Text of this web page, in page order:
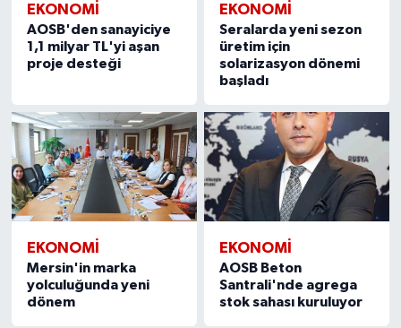
EKONOMİ
AOSB'den sanayiciye
1,1 milyar TL'yi aşan
proje desteği
EKONOMİ
Seralarda yeni sezon
üretim için
solarizasyon dönemi
başladı
EKONOMİ
Mersin'in marka
yolculuğunda yeni
dönem
EKONOMİ
AOSB Beton
Santrali'nde agrega
stok sahası kuruluyor